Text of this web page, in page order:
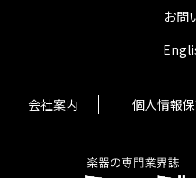
お問
会社案内 個人情報